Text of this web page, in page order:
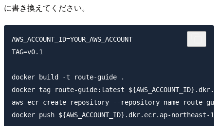
に書き換えてください。
AWS_ACCOUNT_ID=YOUR_AWS_ACCOUNT
TAG=v0.1
docker build -t route-guide .
docker tag route-guide:latest
aws ecr create-repository --repository-name route-